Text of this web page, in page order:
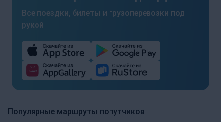
Все поездки, билеты и грузоперевозки под
рукой
Популярные маршруты попутчиков